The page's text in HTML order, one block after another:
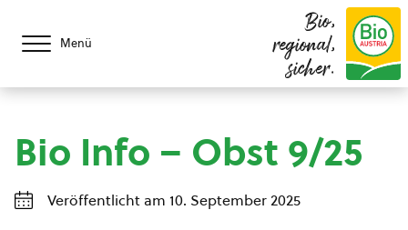
Menü
Bio,
regional,
sicher.
Bio Info – Obst 9/25
Veröffentlicht am 10. September 2025